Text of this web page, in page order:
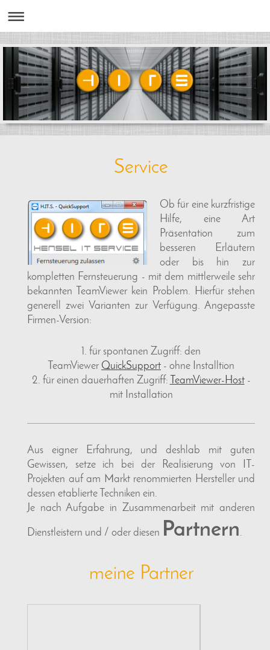
Service
Ob für eine kurzfristige
Hilfe, eine Art
Präsentation zum
besseren Erläutern
oder bis hin zur
kompletten Fernsteuerung - mit dem mittlerweile sehr
bekannten TeamViewer kein Problem. Hierfür stehen
generell zwei Varianten zur Verfügung. Angepasste
Firmen-Version:
1. für spontanen Zugriff: den
TeamViewer QuickSupport - ohne Installtion
2. für einen dauerhaften Zugriff:
TeamViewer-Host-
mit Installation
Aus eigner Erfahrung, und deshlab mit guten
Gewissen, setze ich bei der Realisierung von IT-
Projekten auf am Markt renommierten Hersteller und
dessen etablierte Techniken ein.
Je nach Aufgabe in Zusammenarbeit mit anderen
Dienstleistern und / oder diesen Partnern.
meine Partner